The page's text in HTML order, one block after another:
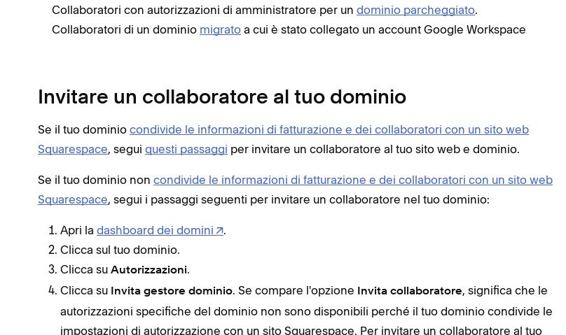
Collaboratori con autorizzazioni di amministratore per un dominio parcheggiato.
Collaboratori di un dominio migrato a cui è stato collegato un account Google Workspace
Invitare un collaboratore al tuo dominio
Se il tuo dominio condivide le informazioni di fatturazione e dei collaboratori con un sito web
Squarespace, segui questi passaggi per invitare un collaboratore al tuo sito web e dominio.
Se il tuo dominio non condivide le informazioni di fatturazione e dei collaboratori con un sito web
Squarespace, segui i passaggi seguenti per invitare un collaboratore nel tuo dominio:
Apri la dashboard dei domini
.
Clicca sul tuo dominio.
Clicca su Autorizzazioni.
Clicca su
Invita gestore dominio. Se compare l'opzione Invita collaboratore, significa che le
autorizzazioni specifiche del dominio non sono disponibili perché il tuo dominio condivide le
impostazioni di autorizzazione con un sito Squarespace. Per invitare un collaboratore al tuo